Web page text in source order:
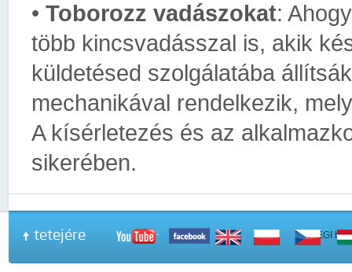
• Toborozz vadászokat:
több kincsvadásszal is, akik
küldetésed szolgálatába
mechanikával rendelkezik,
A kísérletezés és az
sikerében.
tetejére A PEGI